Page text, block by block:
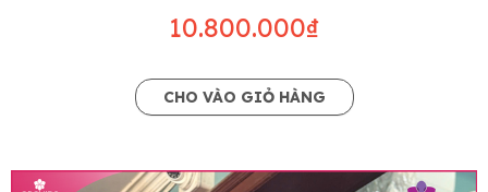
10.800.000₫
CHO VÀO GIỎ HÀNG